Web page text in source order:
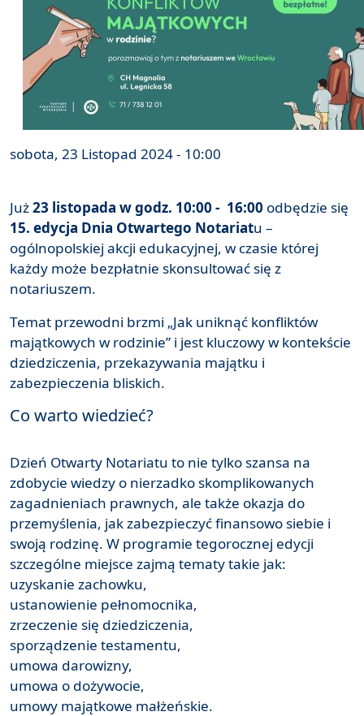
sobota, 23 Listopad 2024 - 10:00
Już23 listopada w godz. 10:00 - 16:00 odbędzie się
15. edycja Dnia Otwartego Notariatu –
ogólnopolskiej akcji edukacyjnej, w czasie której
każdy może bezpłatnie skonsultować się z
notariuszem.
Temat przewodni brzmi „Jak uniknąć konfliktów
majątkowych w rodzinie” i jest kluczowy w kontekście
dziedziczenia, przekazywania majątku i
zabezpieczenia bliskich.
Co warto wiedzieć?
Dzień Otwarty Notariatu to nie tylko szansa na
zdobycie wiedzy o nierzadko skomplikowanych
zagadnieniach prawnych, ale także okazja do
przemyślenia, jak zabezpieczyć finansowo siebie i
swoją rodzinę. W programie tegorocznej edycji
szczególne miejsce zajmą tematy takie jak:
uzyskanie zachowku,
ustanowienie pełnomocnika,
zrzeczenie się dziedziczenia,
sporządzenie testamentu,
umowa darowizny,
umowa o dożywocie,
umowy majątkowe małżeńskie.